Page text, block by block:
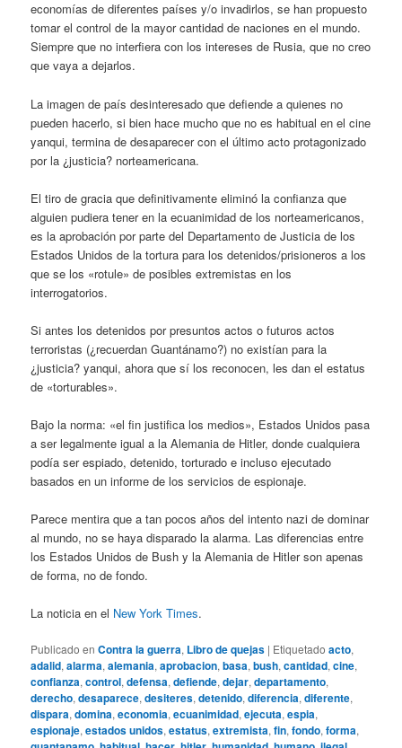
economías de diferentes países y/o invadirlos, se han propuesto
tomar el control de la mayor cantidad de naciones en el mundo.
Siempre que no interfiera con los intereses de Rusia, que no creo
que vaya a dejarlos.
La imagen de país desinteresado que defiende a quienes no
pueden hacerlo, si bien hace mucho que no es habitual en el cine
yanqui, termina de desaparecer con el último acto protagonizado
por la ¿justicia? norteamericana.
El tiro de gracia que definitivamente eliminó la confianza que
alguien pudiera tener en la ecuanimidad de los norteamericanos,
es la aprobación por parte del Departamento de Justicia de los
Estados Unidos de la tortura para los detenidos/prisioneros a los
que se los «rotule» de posibles extremistas en los
interrogatorios.
Si antes los detenidos por presuntos actos o futuros actos
terroristas (¿recuerdan Guantánamo?) no existían para la
¿justicia? yanqui, ahora que sí los reconocen, les dan el estatus
de «torturables».
Bajo la norma: «el fin justifica los medios», Estados Unidos pasa
a ser legalmente igual a la Alemania de Hitler, donde cualquiera
podía ser espiado, detenido, torturado e incluso ejecutado
basados en un informe de los servicios de espionaje.
Parece mentira que a tan pocos años del intento nazi de dominar
al mundo, no se haya disparado la alarma. Las diferencias entre
los Estados Unidos de Bush y la Alemania de Hitler son apenas
de forma, no de fondo.
La noticia en el New York Times.
Publicado en Contra la guerra, Libro de quejas | Etiquetado acto,
adalid,alarma,alemania,aprobacion,basa,bush,cantidad,cine,
confianza,control,defensa,defiende,dejar,departamento,
derecho,desaparece,desiteres,detenido,diferencia,diferente,
dispara,domina,economia,ecuanimidad,ejecuta,espia,
espionaje,estados unidos,estatus,extremista,fin,fondo,forma,